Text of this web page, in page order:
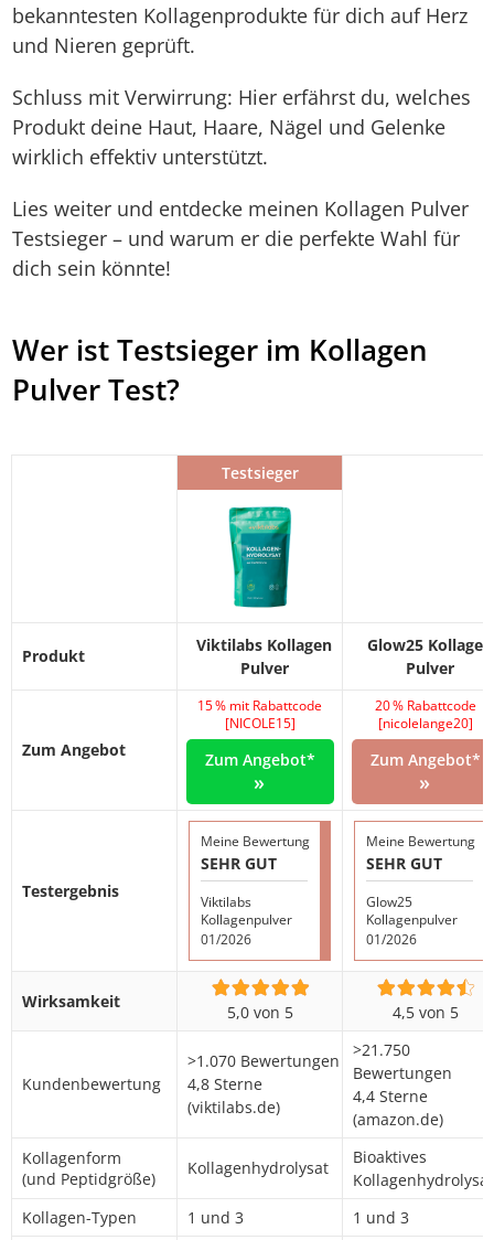
bekanntesten Kollagenprodukte für dich auf Herz
und Nieren geprüft.
Schluss mit Verwirrung: Hier erfährst du, welches
Produkt deine Haut, Haare, Nägel und Gelenke
wirklich effektiv unterstützt.
Lies weiter und entdecke meinen Kollagen Pulver
Testsieger – und warum er die perfekte Wahl für
dich sein könnte!
Wer ist Testsieger im Kollagen
Pulver Test?
Testsieger
Produkt
Viktilabs Kollagen
Pulver
Glow25 Kollagen
Pulver
Zum Angebot
15 % mit Rabattcode
[NICOLE15]
Zum Angebot*
»
20 % Rabattcode
[nicolelange20]
Zum Angebot*
»
Testergebnis
Meine Bewertung
SEHR GUT
Viktilabs
Kollagenpulver
01/2026
Meine Bewertung
SEHR GUT
Glow25
Kollagenpulver
01/2026
Wirksamkeit
5,0 von 5 4,5 von 5
Kundenbewertung
>1.070 Bewertungen
4,8 Sterne
(viktilabs.de)
>21.750
Bewertungen
4,4 Sterne
(amazon.de)
Kollagenform
(und Peptidgröße)
Kollagenhydrolysat
Bioaktives
Kollagenhydrolysat
Kollagen-Typen
1 und 3
1 und 3